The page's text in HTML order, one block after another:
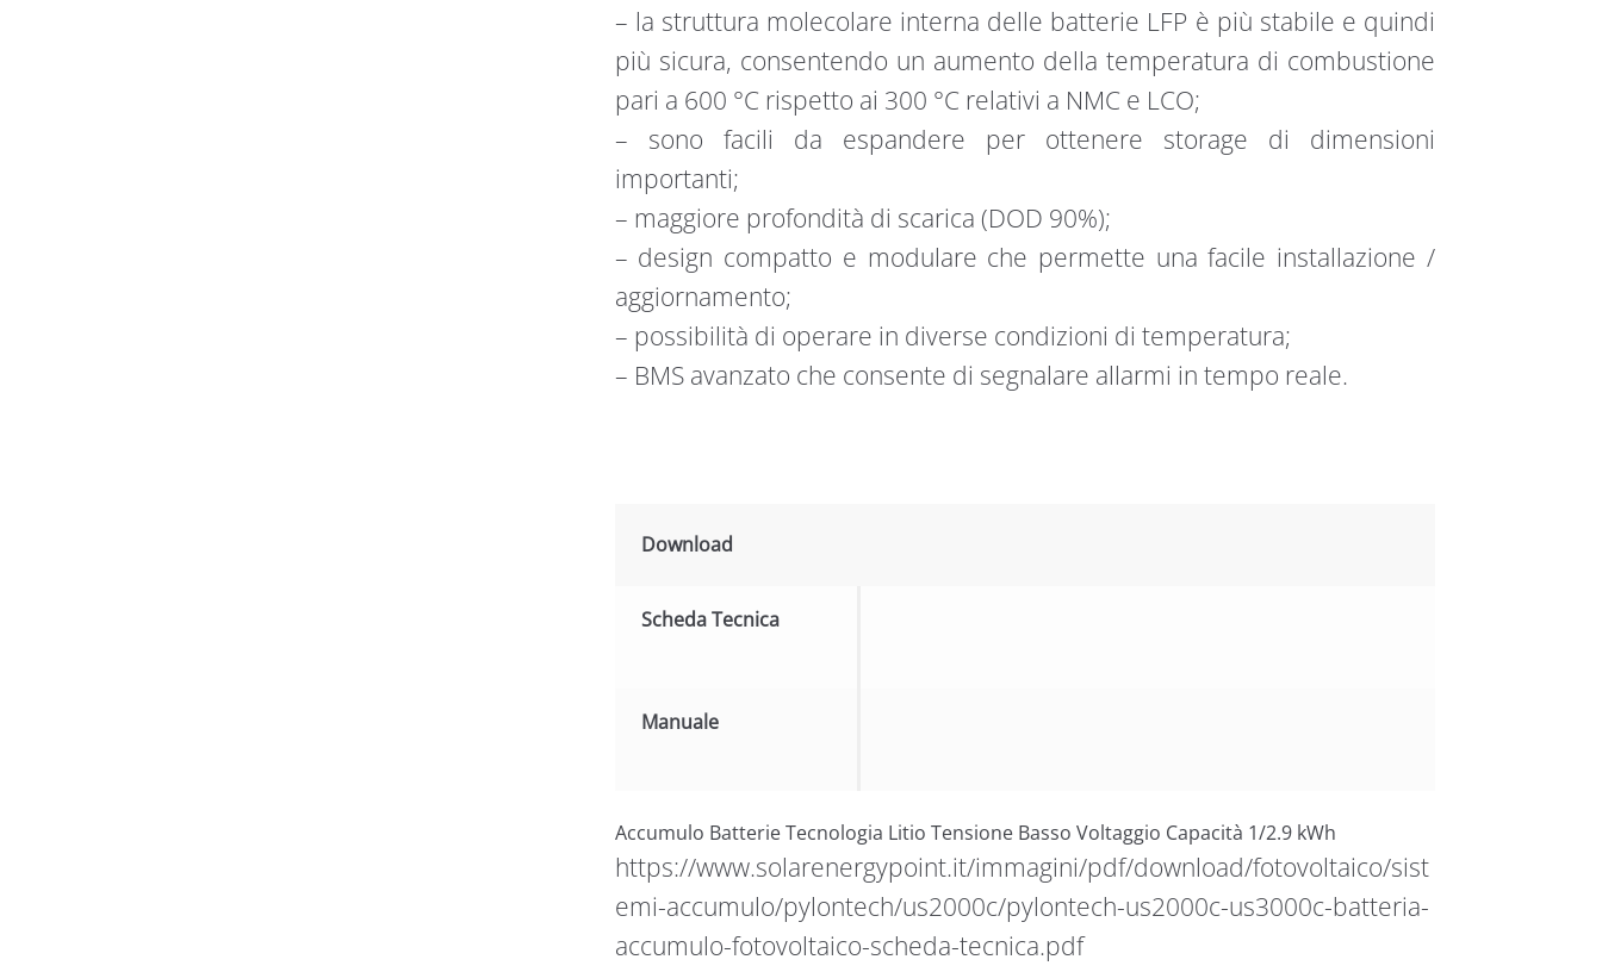
– la struttura molecolare interna delle batterie LFP è più stabile e quindi
più sicura, consentendo un aumento della temperatura di combustione
pari a 600 °C rispetto ai 300 °C relativi a NMC e LCO;
– sono facili da espandere per ottenere storage di dimensioni
importanti;
– maggiore profondità di scarica (DOD 90%);
– design compatto e modulare che permette una facile installazione /
aggiornamento;
– possibilità di operare in diverse condizioni di temperatura;
– BMS avanzato che consente di segnalare allarmi in tempo reale.
Download
Scheda Tecnica
Manuale
Accumulo Batterie Tecnologia Litio Tensione Basso Voltaggio Capacità 1/2.9 kWh
https://www.solarenergypoint.it/immagini/pdf/download/fotovoltaico/sist
emi-accumulo/pylontech/us2000c/pylontech-us2000c-us3000c-batteria-
accumulo-fotovoltaico-scheda-tecnica.pdf